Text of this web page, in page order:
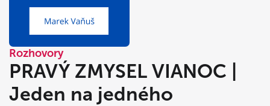
Rozhovory
PRAVÝ ZMYSEL VIANOC |
Jeden na jedného